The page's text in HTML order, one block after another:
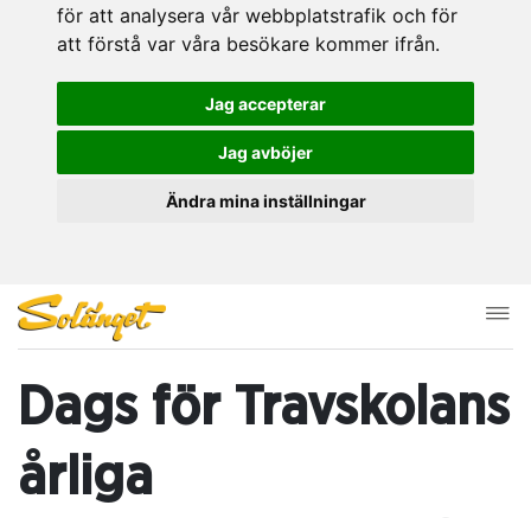
för att analysera vår webbplatstrafik och för
att förstå var våra besökare kommer ifrån.
Jag accepterar
Jag avböjer
Ändra mina inställningar
Dags för Travskolans
årliga